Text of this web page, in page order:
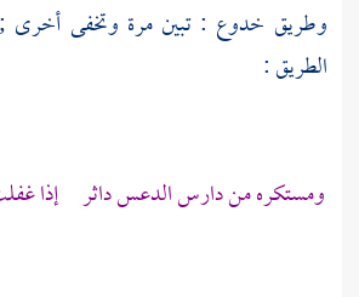
وطريق خدوع : تبين مرة وتخفى
الطريق :
ومستكره من دارس الدعس داثر إذا